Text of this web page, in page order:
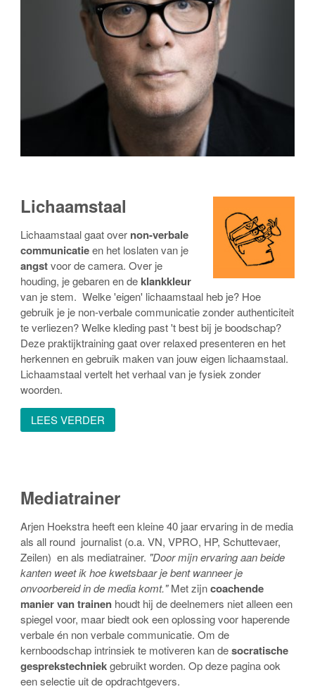
Lichaamstaal
Lichaamstaal gaat over non-verbale
communicatieen het loslaten van je
angstvoor de camera. Over je
houding, je gebaren en de klankkleur
van je stem. Welke 'eigen' lichaamstaal heb je? Hoe
gebruik je je non-verbale communicatie zonder authenticiteit
te verliezen? Welke kleding past 't best bij je boodschap?
Deze praktijktraining gaat over relaxed presenteren en het
herkennen en gebruik maken van jouw eigen lichaamstaal.
Lichaamstaal vertelt het verhaal van je fysiek zonder
woorden.
LEES VERDER
Mediatrainer
Arjen Hoekstra heeft een kleine 40 jaar ervaring in de media
als all round journalist (o.a. VN, VPRO, HP, Schuttevaer,
Zeilen) en als mediatrainer. "Door mijn ervaring aan beide
kanten weet ik hoe kwetsbaar je bent wanneer je
onvoorbereid in de media komt."Met zijncoachende
manier van trainen houdt hij de deelnemers niet alleen een
spiegel voor, maar biedt ook een oplossing voor haperende
verbale én non verbale communicatie. Om de
kernboodschap intrinsiek te motiveren kan desocratische
gesprekstechniekgebruikt worden. Op deze pagina ook
een selectie uit de opdrachtgevers.